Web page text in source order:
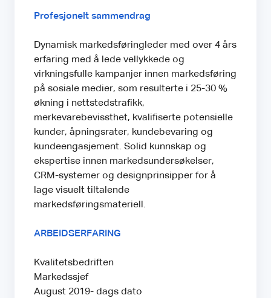
Profesjonelt sammendrag
Dynamisk markedsføringleder med over 4 års
erfaring med å lede vellykkede og
virkningsfulle kampanjer innen markedsføring
på sosiale medier, som resulterte i 25-30 %
økning i nettstedstrafikk,
merkevarebevissthet, kvalifiserte potensielle
kunder, åpningsrater, kundebevaring og
kundeengasjement. Solid kunnskap og
ekspertise innen markedsundersøkelser,
CRM-systemer og designprinsipper for å
lage visuelt tiltalende
markedsføringsmateriell.
ARBEIDSERFARING
Kvalitetsbedriften
Markedssjef
August 2019- dags dato